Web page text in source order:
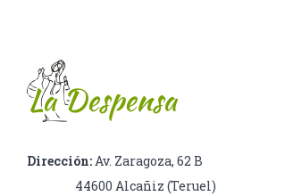
Dirección:Av. Zaragoza, 62 B
44600 Alcañiz (Teruel)